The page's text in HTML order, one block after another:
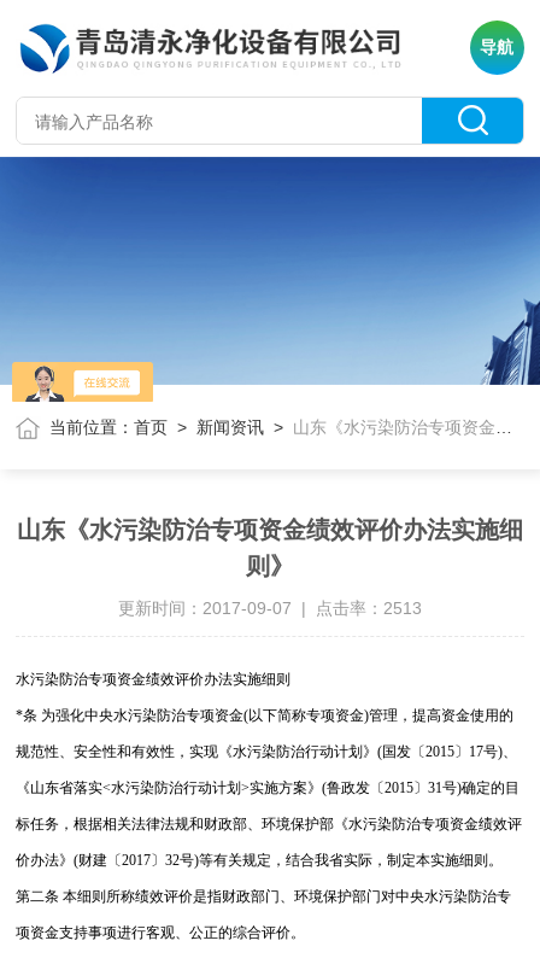
导航
当前位置：首页 > 新闻资讯 > 山东《水污染防治专项资金绩效评价办法实施细则》
山东《水污染防治专项资金绩效评价办法实施细
则》
更新时间：2017-09-07 | 点击率：2513
水污染防治专项资金绩效评价办法实施细则
*条 为强化中央水污染防治专项资金(以下简称专项资金)管理，提高资金使用的
规范性、安全性和有效性，实现《水污染防治行动计划》(国发〔2015〕17号)、
《山东省落实<水污染防治行动计划>实施方案》(鲁政发〔2015〕31号)确定的目
标任务，根据相关法律法规和财政部、环境保护部《水污染防治专项资金绩效评
价办法》(财建〔2017〕32号)等有关规定，结合我省实际，制定本实施细则。
第二条 本细则所称绩效评价是指财政部门、环境保护部门对中央水污染防治专
项资金支持事项进行客观、公正的综合评价。